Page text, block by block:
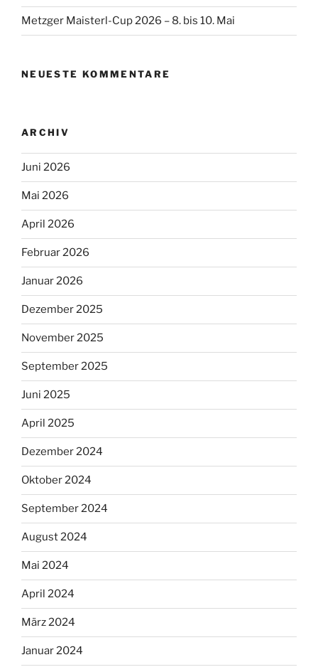
Metzger Maisterl-Cup 2026 – 8. bis 10. Mai
NEUESTE KOMMENTARE
ARCHIV
Juni 2026
Mai 2026
April 2026
Februar 2026
Januar 2026
Dezember 2025
November 2025
September 2025
Juni 2025
April 2025
Dezember 2024
Oktober 2024
September 2024
August 2024
Mai 2024
April 2024
März 2024
Januar 2024